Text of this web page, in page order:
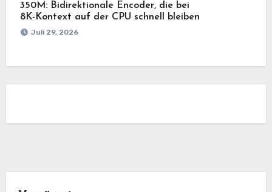
350M: Bidirektionale Encoder, die bei
8K-Kontext auf der CPU schnell bleiben
Juli 29, 2026